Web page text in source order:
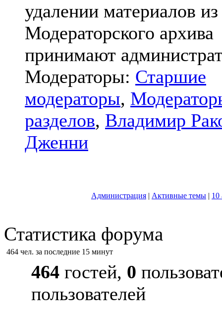
удалении материалов из
Модераторского архива
принимают
Модераторы: Старшие
модераторы,
разделов, Владимир
Дженни
Администрация | Активные темы | 10
Статистика форума
464 чел. за последние 15 минут
464 гостей, 0
пользователей